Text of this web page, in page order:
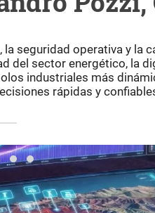
la seguridad operativa y la
del sector energético, la
industriales más
rápidas y